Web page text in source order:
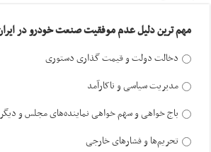
مهم ترین دلیل عدم موفقیت صنعت خودرو در
دخالت دولت و قیمت گذاری دستوری
مدیریت سیاسی و ناکارآمد
باج خواهی و سهم خواهی نماینده‌های مجلس و دیگر
تحریم‌ها و فشارهای خارجی